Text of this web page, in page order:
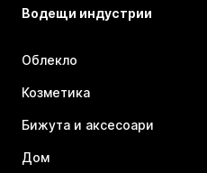
Водещи индустрии
Облекло
Козметика
Бижута и аксесоари
Дом